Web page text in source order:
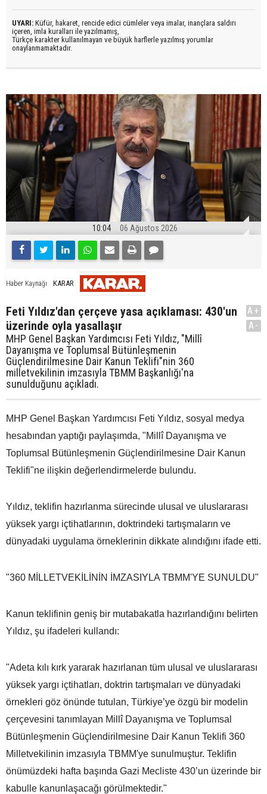
UYARI: Küfür, hakaret, rencide edici cümleler veya imalar, inançlara saldırı
içeren, imla kuralları ile yazılmamış,
Türkçe karakter kullanılmayan ve büyük harflerle yazılmış yorumlar
onaylanmamaktadır.
10:04 06 Ağustos 2026
Haber Kaynağı KARAR
Feti Yıldız'dan çerçeve yasa açıklaması: 430'un
üzerinde oyla yasallaşır
MHP Genel Başkan Yardımcısı Feti Yıldız, "Millî
Dayanışma ve Toplumsal Bütünleşmenin
Güçlendirilmesine Dair Kanun Teklifi"nin 360
milletvekilinin imzasıyla TBMM Başkanlığı'na
sunulduğunu açıkladı.
A+
A-
MHP Genel Başkan Yardımcısı Feti Yıldız, sosyal medya
hesabından yaptığı paylaşımda, "Millî Dayanışma ve
Toplumsal Bütünleşmenin Güçlendirilmesine Dair Kanun
Teklifi"ne ilişkin değerlendirmelerde bulundu.
Yıldız, teklifin hazırlanma sürecinde ulusal ve uluslararası
yüksek yargı içtihatlarının, doktrindeki tartışmaların ve
dünyadaki uygulama örneklerinin dikkate alındığını ifade etti.
"360 MİLLETVEKİLİNİN İMZASIYLA TBMM'YE SUNULDU"
Kanun teklifinin geniş bir mutabakatla hazırlandığını belirten
Yıldız, şu ifadeleri kullandı:
"Adeta kılı kırk yararak hazırlanan tüm ulusal ve uluslararası
yüksek yargı içtihatları, doktrin tartışmaları ve dünyadaki
örnekleri göz önünde tutulan, Türkiye’ye özgü bir modelin
çerçevesini tanımlayan Millî Dayanışma ve Toplumsal
Bütünleşmenin Güçlendirilmesine Dair Kanun Teklifi 360
Milletvekilinin imzasıyla TBMM'ye sunulmuştur. Teklifin
önümüzdeki hafta başında Gazi Mecliste 430’un üzerinde bir
kabulle kanunlaşacağı görülmektedir."